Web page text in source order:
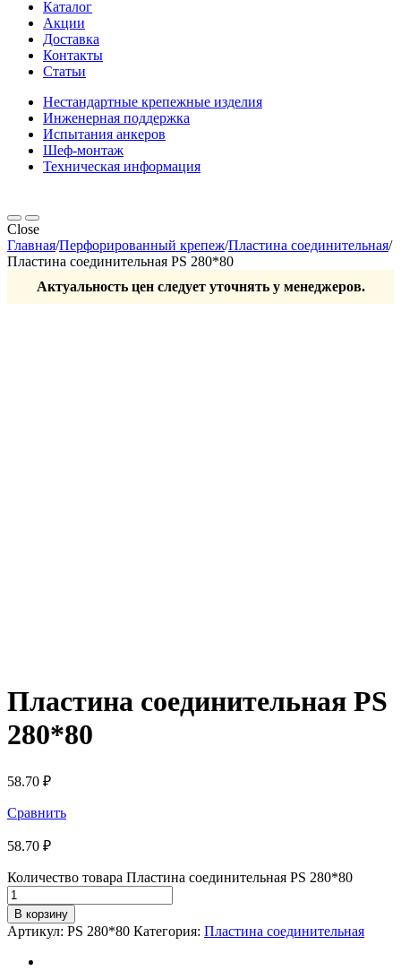
Каталог
Акции
Доставка
Контакты
Статьи
Нестандартные крепежные изделия
Инженерная поддержка
Испытания анкеров
Шеф-монтаж
Техническая информация
Close
Главная/Перфорированный крепеж/Пластина соединительная/
Пластина соединительная PS 280*80
Актуальность цен следует уточнять у менеджеров.
Пластина соединительная PS
280*80
58.70 ₽
Сравнить
58.70 ₽
Количество товара Пластина соединительная PS 280*80
В корзину
Артикул: PS 280*80 Категория: Пластина соединительная